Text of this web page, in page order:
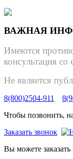
ВАЖНАЯ
Имеются
консультация со
Не является
8(800)2504-911
Чтобы позвонить,
Заказать звонок
Вы можете